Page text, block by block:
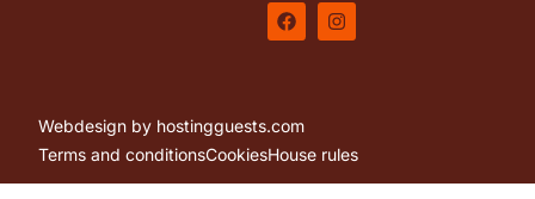
Webdesign by hostingguests.com
Terms and conditionsCookiesHouse rules